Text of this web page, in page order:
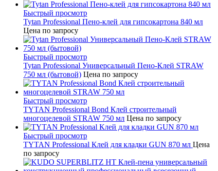
Быстрый просмотр
Tytan Professional Пено-клей для гипсокартона 840 мл
Цена по запросу
Быстрый просмотр
Tytan Professional Универсальный Пено-Клей STRAW
750 мл (бытовой) Цена по запросу
Быстрый просмотр
TYTAN Professional Bond Клей строительный
многоцелевой STRAW 750 мл Цена по запросу
Быстрый просмотр
TYTAN Professional Клей для кладки GUN 870 мл Цена
по запросу